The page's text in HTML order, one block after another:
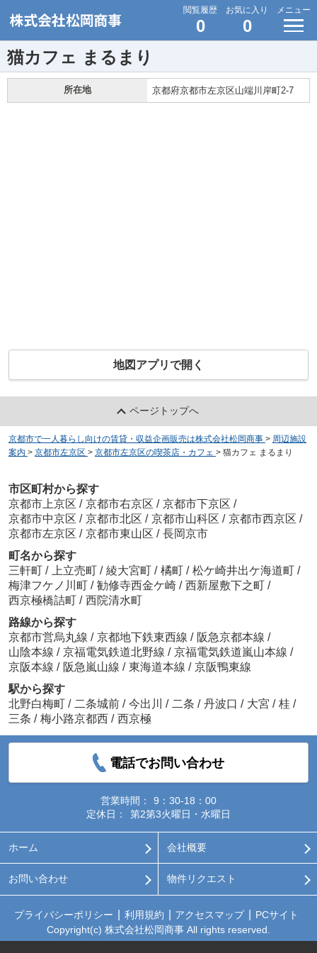
閲覧履歴
0
お気に入り
0
メニュー
猫カフェ まるまり
所在地 京都府京都市左京区山端川岸町2-7
地図アプリで開く
ページトップへ
京都市で一人暮らし向けの賃貸・収益企画販売は株式会社松岡商事 > 周辺施設
案内 > 京都市左京区 > 京都市左京区の喫茶店・カフェ > 猫カフェ まるまり
市区町村から探す
京都市上京区 / 京都市右京区 / 京都市下京区 /
京都市中京区 / 京都市北区 / 京都市山科区 / 京都市西京区 /
京都市左京区 / 京都市東山区 / 長岡京市
町名から探す
三軒町 / 上立売町 / 綾大宮町 / 橘町 / 松ケ崎井出ケ海道町 /
梅津フケノ川町 / 勧修寺西金ケ崎 / 西新屋敷下之町 /
西京極橋詰町 / 西院清水町
路線から探す
京都市営烏丸線 / 京都地下鉄東西線 / 阪急京都本線 /
山陰本線 / 京福電気鉄道北野線 / 京福電気鉄道嵐山本線 /
京阪本線 / 阪急嵐山線 / 東海道本線 / 京阪鴨東線
駅から探す
北野白梅町 / 二条城前 / 今出川 / 二条 / 丹波口 / 大宮 / 桂 /
三条 / 梅小路京都西 / 西京極
電話でお問い合わせ
営業時間：
9：30-18：00
定休日：
第2第3火曜日・水曜日
ホーム 会社概要
お問い合わせ 物件リクエスト
プライバシーポリシー 利用規約 アクセスマップ
PCサイト
Copyright(c) 株式会社松岡商事 All rights reserved.